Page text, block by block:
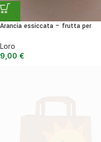
Arancia essiccata – frutta per
Loro
9,00 €